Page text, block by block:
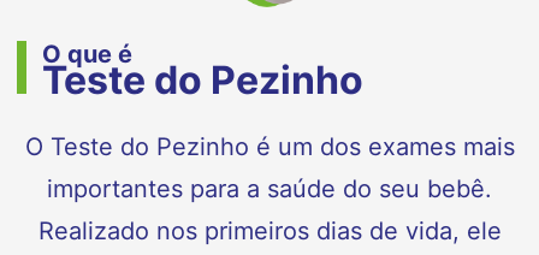
O que é
Teste do Pezinho
O Teste do Pezinho é um dos exames mais
importantes para a saúde do seu bebê.
Realizado nos primeiros dias de vida, ele